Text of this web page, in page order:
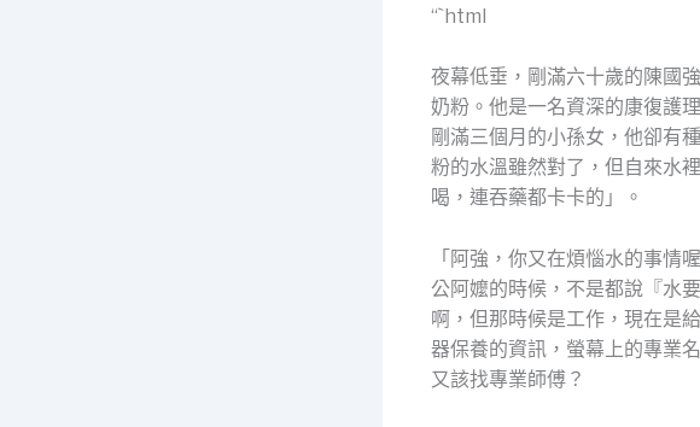
“`html
夜幕低垂，剛滿六十歲的陳國
奶粉。他是一名資深的康復護
剛滿三個月的小孫女，他卻有
粉的水溫雖然對了，但自來水
喝，連吞藥都卡卡的」。
「阿強，你又在煩惱水的事情
公阿嬤的時候，不是都說『水
啊，但那時候是工作，現在是
器保養的資訊，螢幕上的專業
又該找專業師傅？